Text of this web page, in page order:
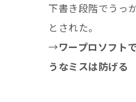
下書き段階でうっ
とされた。
→ワープロソフト
うなミスは防げる